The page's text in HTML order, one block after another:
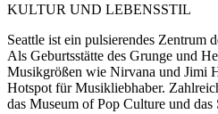
KULTUR UND LEBENSSTIL
Seattle ist ein pulsierendes Zentrum
Als Geburtsstätte des Grunge und
Musikgrößen wie Nirvana und Jimi
Hotspot für Musikliebhaber.
das Museum of Pop Culture und